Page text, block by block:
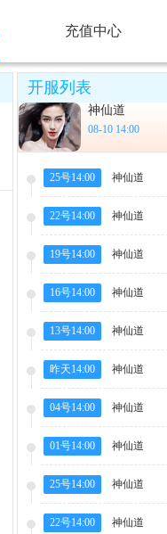
充值中心
开服列表
神仙道
08-10 14:00
25号14:00 神仙道
22号14:00
神仙道
19号14:00
神仙道
16号14:00
神仙道
13号14:00
神仙道
昨天14:00
神仙道
04号14:00
神仙道
01号14:00
神仙道
25号14:00
神仙道
22号14:00
神仙道